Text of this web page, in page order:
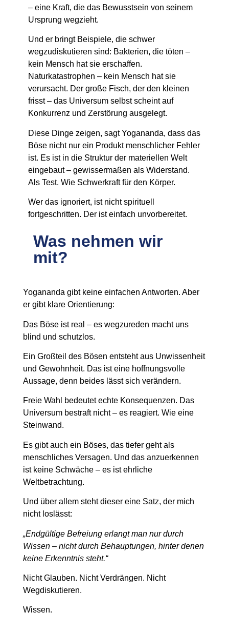
– eine Kraft, die das Bewusstsein von seinem
Ursprung wegzieht.
Und er bringt Beispiele, die schwer
wegzudiskutieren sind: Bakterien, die töten –
kein Mensch hat sie erschaffen.
Naturkatastrophen – kein Mensch hat sie
verursacht. Der große Fisch, der den kleinen
frisst – das Universum selbst scheint auf
Konkurrenz und Zerstörung ausgelegt.
Diese Dinge zeigen, sagt Yogananda, dass das
Böse nicht nur ein Produkt menschlicher Fehler
ist. Es ist in die Struktur der materiellen Welt
eingebaut – gewissermaßen als Widerstand.
Als Test. Wie Schwerkraft für den Körper.
Wer das ignoriert, ist nicht spirituell
fortgeschritten. Der ist einfach unvorbereitet.
Was nehmen wir
mit?
Yogananda gibt keine einfachen Antworten. Aber
er gibt klare Orientierung:
Das Böse ist real – es wegzureden macht uns
blind und schutzlos.
Ein Großteil des Bösen entsteht aus Unwissenheit
und Gewohnheit. Das ist eine hoffnungsvolle
Aussage, denn beides lässt sich verändern.
Freie Wahl bedeutet echte Konsequenzen. Das
Universum bestraft nicht – es reagiert. Wie eine
Steinwand.
Es gibt auch ein Böses, das tiefer geht als
menschliches Versagen. Und das anzuerkennen
ist keine Schwäche – es ist ehrliche
Weltbetrachtung.
Und über allem steht dieser eine Satz, der mich
nicht loslässt:
„Endgültige Befreiung erlangt man nur durch
Wissen – nicht durch Behauptungen, hinter denen
keine Erkenntnis steht.“
Nicht Glauben. Nicht Verdrängen. Nicht
Wegdiskutieren.
Wissen.